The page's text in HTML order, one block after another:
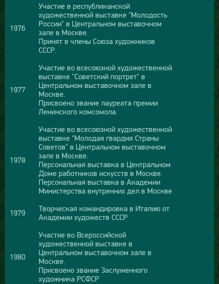
1976
Участие в республиканской
художественной выставке "Молодость
России" в Центральном выставочном
зале в Москве.
Принят в члены Союза художников
СССР.
1977
Участие во всесоюзной художественной
выставке "Советский портрет" в
Центральном выставочном зале в
Москве.
Присвоено звание лауреата премии
Ленинского комсомола.
1978
Участие во всесоюзной художественной
выставке "Молодая гвардия Страны
Советов" в Центральном выставочном
зале в Москве.
Персональная выставка в Центральном
Доме работников искусств в Москве.
Персональная выставка в Академии
Министерства внутренних дел в Москве
1979
Творческая командировка в Италию от
Академии художеств СССР
1980
Участие во Всероссийской
художественной выставке в
Центральном выставочном зале в
Москве.
Присвоено звание Заслуженного
художника РСФСР